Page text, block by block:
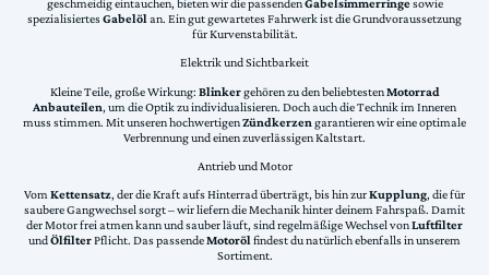
geschmeidig eintauchen, bieten wir die passendenGabelsimmerringesowie
spezialisiertesGabelölan. Ein gut gewartetes Fahrwerk ist die Grundvoraussetzung
für Kurvenstabilität.
Elektrik und Sichtbarkeit
Kleine Teile, große Wirkung: Blinkergehören zu den beliebtestenMotorrad
Anbauteilen, um die Optik zu individualisieren. Doch auch die Technik im Inneren
muss stimmen. Mit unseren hochwertigenZündkerzen garantieren wir eine optimale
Verbrennung und einen zuverlässigen Kaltstart.
Antrieb und Motor
VomKettensatz, der die Kraft aufs Hinterrad überträgt, bis hin zurKupplung, die für
saubere Gangwechsel sorgt – wir liefern die Mechanik hinter deinem Fahrspaß. Damit
der Motor frei atmen kann und sauber läuft, sind regelmäßige Wechsel vonLuftfilter
undÖlfilterPflicht. Das passendeMotorölfindest du natürlich ebenfalls in unserem
Sortiment.